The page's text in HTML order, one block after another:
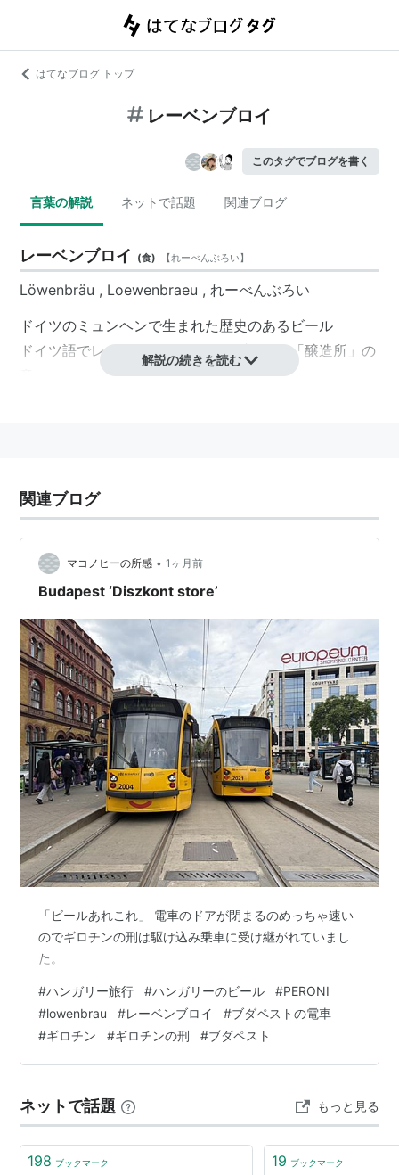
はてなブログ トップ
レーベンブロイ
このタグでブログを書く
言葉の解説 ネットで話題 関連ブログ
レーベンブロイ (食) 【れーべんぶろい】
Löwenbräu , Loewenbraeu , れーべんぶろい
ドイツのミュンヘンで生まれた歴史のあるビール
ドイツ語でレーベンは「獅子」、ブロイは「醸造所」の
解説の続きを読む
関連ブログ
マコノヒーの所感 • 1ヶ月前
Budapest ‘Diszkont store’
「ビールあれこれ」 電車のドアが閉まるのめっちゃ速い
のでギロチンの刑は駆け込み乗車に受け継がれていまし
た。
#ハンガリー旅行 #ハンガリーのビール #PERONI
#lowenbrau #レーベンブロイ #ブダペストの電車
#ギロチン #ギロチンの刑 #ブダペスト
ネットで話題 もっと見る
198 ブックマーク 19 ブックマーク